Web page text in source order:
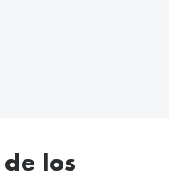
los